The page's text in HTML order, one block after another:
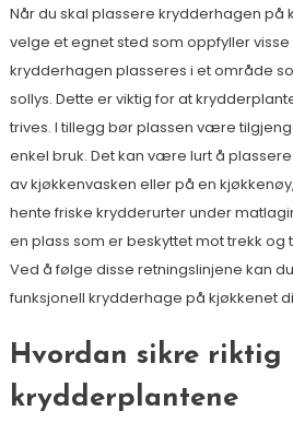
Når du skal plassere krydderhagen på
velge et egnet sted som oppfyller
krydderhagen plasseres i et område
sollys. Dette er viktig for at
trives. I tillegg bør plassen være
enkel bruk. Det kan være lurt å
av kjøkkenvasken eller på en
hente friske krydderurter under
en plass som er beskyttet mot trekk
Ved å følge disse retningslinjene kan
funksjonell krydderhage på kjøkkenet
Hvordan sikre riktig
krydderplantene